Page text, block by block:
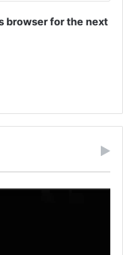
browser for the next